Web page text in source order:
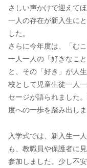
さしい声かけで迎えて
一人の存在が新入生に
した。
さらに今年度は、「む
一人一人の「好きなこ
と、その「好き」が人
校として児童生徒一人
セージが語られました
度への一歩を踏み出しま
入学式では、新入生一
も、教職員や保護者に
参加しました。少し不